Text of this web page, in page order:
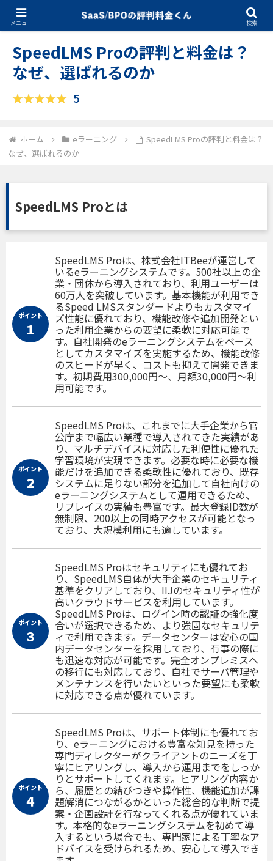
eラーニング 03.03.2025
SpeedLMS Proの評判と料金は？
なぜ、選ばれるのか
5
ホーム eラーニング
SpeedLMS Proの評判と料金は？
なぜ、選ばれるのか
SpeedLMS Proとは
ポイント
１
SpeedLMS Proは、株式会社ITBeeが運営して
いるeラーニングシステムです。500社以上の企
業・団体から導入されており、利用ユーザーは
60万人を突破しています。基本機能が利用でき
るSpeed LMSスタンダードよりもカスタマイ
ズ性能に優れており、機能改修や追加開発とい
った利用企業からの要望に柔軟に対応可能で
す。自社開発のeラーニングシステムをベース
としてカスタマイズを実施するため、機能改修
のスピードが早く、コストも抑えて開発できま
す。初期費用300,000円〜、月額30,000円〜利
用可能です。
ポイント
２
SpeedLMS Proは、これまでに大手企業から官
公庁まで幅広い業種で導入されてきた実績があ
り、マルチデバイスに対応した利便性に優れた
学習環境が実現できます。必要な時に必要な機
能だけを追加できる柔軟性に優れており、既存
システムに足りない部分を追加して自社向けの
eラーニングシステムとして運用できるため、
リプレイスの実績も豊富です。最大登録ID数が
無制限、200以上の同時アクセスが可能となっ
ており、大規模利用にも適しています。
ポイント
３
SpeedLMS Proはセキュリティにも優れてお
り、SpeedLMS自体が大手企業のセキュリティ
基準をクリアしており、IIJのセキュリティ性が
高いクラウドサービスを利用しています。
SpeedLMS Proは、ログイン時の認証の強化度
合いが選択できるため、より強固なセキュリテ
ィで利用できます。データセンターは安心の国
内データセンターを採用しており、有事の際に
も迅速な対応が可能です。完全オンプレミスへ
の移行にも対応しており、自社でサーバ管理や
メンテナンスを行いたいといった要望にも柔軟
に対応できる点が優れています。
ポイント
４
SpeedLMS Proは、サポート体制にも優れてお
り、eラーニングにおける豊富な知見を持った
専門ディレクターがクライアントのニーズを丁
寧にヒアリングし、導入から運用までをしっか
りとサポートしてくれます。ヒアリング内容か
ら、履歴との結びつきや操作性、機能追加が課
題解消につながるかといった総合的な判断で提
案・企画設計を行なってくれる点が優れていま
す。本格的なeラーニングシステムを初めて導
入するという場合でも、専門家による丁寧なア
ドバイスを受けられるため、安心して導入でき
メニュー 検索